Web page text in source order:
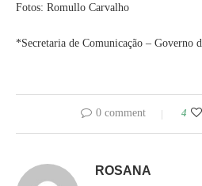
Fotos: Romullo Carvalho
*Secretaria de Comunicação – Governo
0 comment 4
ROSANA